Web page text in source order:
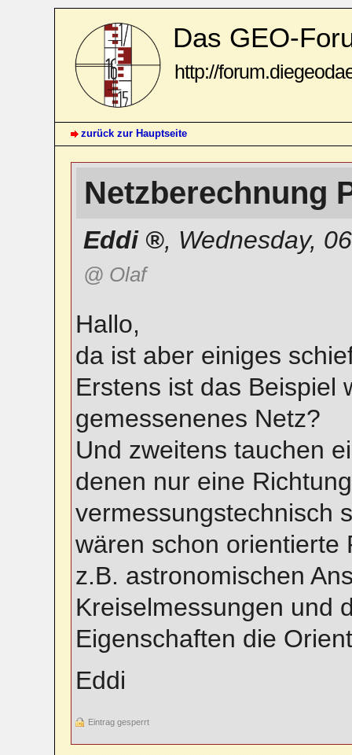
Das GEO-
http://
zurück zur Hauptseite
Netzberechnung
Eddi , Wednesday,
@ Olaf
Hallo,
da ist aber einiges
Erstens ist das Beispiel
gemessenenes Netz?
Und zweitens tauchen
denen nur eine
vermessungstechnisch
wären schon orientierte
z.B. astronomischen
Kreiselmessungen und
Eigenschaften die
Eddi
Eintrag gesperrt